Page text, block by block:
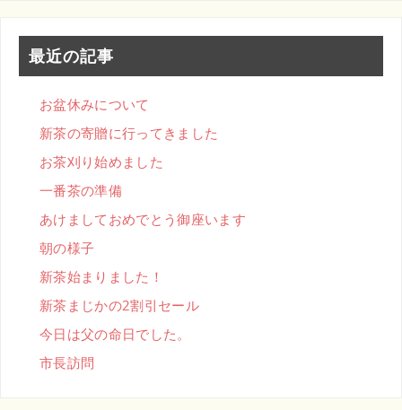
最近の記事
お盆休みについて
新茶の寄贈に行ってきました
お茶刈り始めました
一番茶の準備
あけましておめでとう御座います
朝の様子
新茶始まりました！
新茶まじかの2割引セール
今日は父の命日でした。
市長訪問